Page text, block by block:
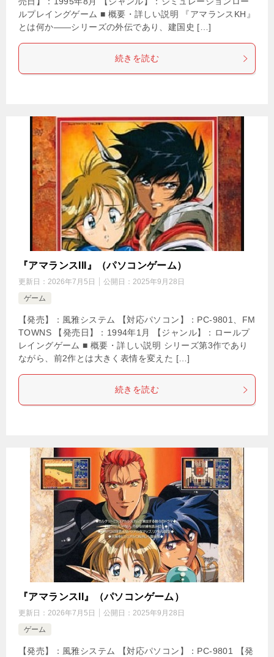
ルプレイングゲーム ■ 概要・詳しい説明 『アマランスKH』
とは何か――シリーズの外伝であり、建国史 […]
続きを読む
『アマランスIII』（パソコンゲーム）
更新日： 2026年7月5日 公開日： 2025年9月28日
ゲーム
【発売】：風雅システム 【対応パソコン】：PC-9801、FM
TOWNS 【発売日】：1994年1月 【ジャンル】：ロールプ
レイングゲーム ■ 概要・詳しい説明 シリーズ第3作であり
ながら、前2作とは大きく表情を変えた […]
続きを読む
『アマランスII』（パソコンゲーム）
更新日： 2026年7月5日 公開日： 2025年9月28日
ゲーム
【発売】：風雅システム 【対応パソコン】：PC-9801 【発